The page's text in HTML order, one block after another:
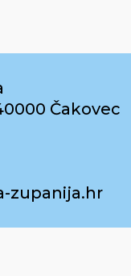
Čakovec
zupanija.hr